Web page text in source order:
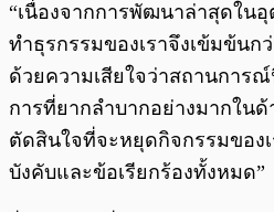
“เนื่องจากการพัฒนาล่าสุดใน
ทำธุรกรรมของเราจึงเข้มข้นก
ด้วยความเสียใจว่าสถานการ
การที่ยากลำบากอย่างมากในด้
ตัดสินใจที่จะหยุดกิจกรรมของ
บังคับและข้อเรียกร้องทั้งหมด”